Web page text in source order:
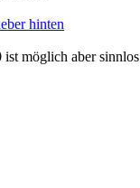
hinten
möglich aber sinnlos